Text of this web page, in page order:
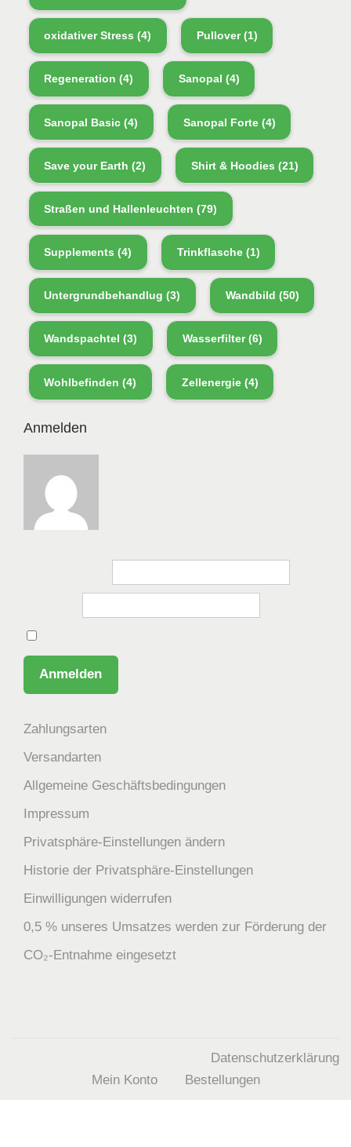
oxidativer Stress (4) Pullover(1)
Regeneration (4) Sanopal (4)
Sanopal Basic (4) Sanopal Forte(4)
Save your Earth (2) Shirt & Hoodies (21)
Straßen und Hallenleuchten (79)
Supplements (4) Trinkflasche(1)
Untergrundbehandlug (3) Wandbild (50)
Wandspachtel (3) Wasserfilter(6)
Wohlbefinden (4) Zellenergie(4)
Anmelden
Zahlungsarten
Versandarten
Allgemeine Geschäftsbedingungen
Impressum
Privatsphäre-Einstellungen ändern
Historie der Privatsphäre-Einstellungen
Einwilligungen widerrufen
0,5 % unseres Umsatzes werden zur Förderung der
CO₂-Entnahme eingesetzt
Datenschutzerklärung
Mein Konto
Bestellungen